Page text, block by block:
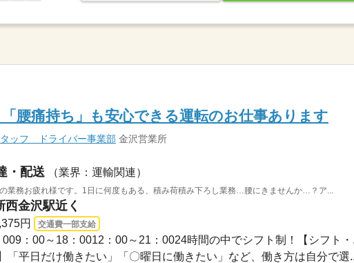
腰痛持ち」も安心できる運転のお仕事あります
ッフ ドライバー事業部 金沢営業所
・配送 （業界：運輸関連）
業務お疲れ様です。1日に何度もある、積み荷積み下ろし業務…腰にきませんか…？ア...
金沢駅近く
円 交通費一部支給
：00～18：0012：00～21：0024時間の中でシフト制！【シフト・
「平日だけ働きたい」「〇曜日に働きたい」など、働き方は自分で選